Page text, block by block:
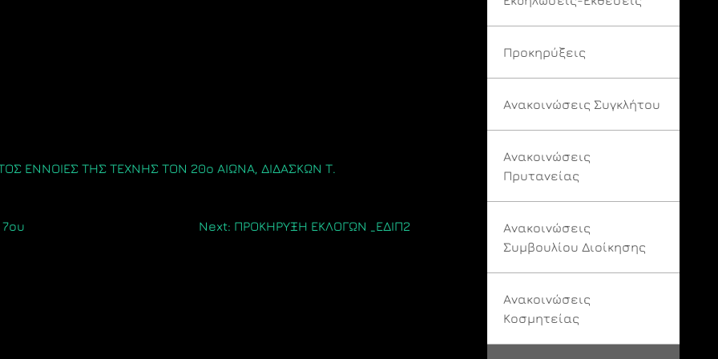
ΕΝΝΟΙΕΣ ΤΗΣ ΤΕΧΝΗΣ ΤΟΝ 20ο ΑΙΩΝΑ, ΔΙΔΑΣΚΩΝ Τ.
Next: ΠΡΟΚΗΡΥΞΗ ΕΚΛΟΓΩΝ _ΕΔΙΠ2
Προκηρύξεις
Ανακοινώσεις Συγκλήτου
Ανακοινώσεις
Πρυτανείας
Ανακοινώσεις
Συμβουλίου Διοίκησης
Ανακοινώσεις
Κοσμητείας